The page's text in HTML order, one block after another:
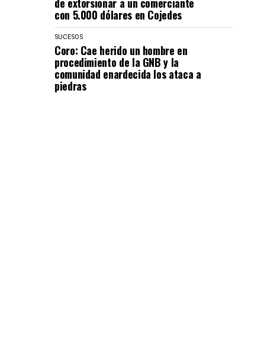
con 5.000 dólares en Cojedes
SUCESOS
Coro: Cae herido un hombre en
procedimiento de la GNB y la
comunidad enardecida los ataca a
piedras